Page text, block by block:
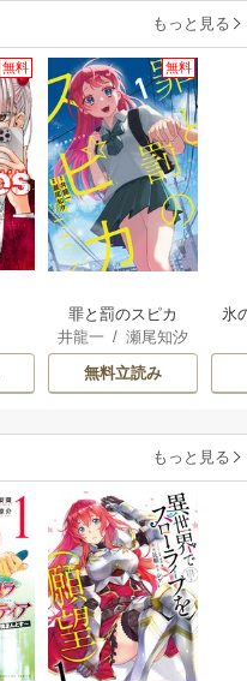
もっと見る
無料 無料
罪と罰のスピカ
井龍一 /瀬尾知汐
無料立読み
氷
もっと見る